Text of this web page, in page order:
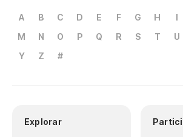
A B C D E F G H I
M
N O P Q R S T U
Y
Z #
Explorar